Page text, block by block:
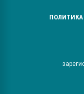
ПОЛИТИКА